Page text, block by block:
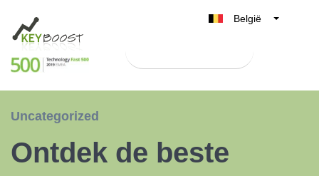
België
Nederland
Uncategorized
Ontdek de beste